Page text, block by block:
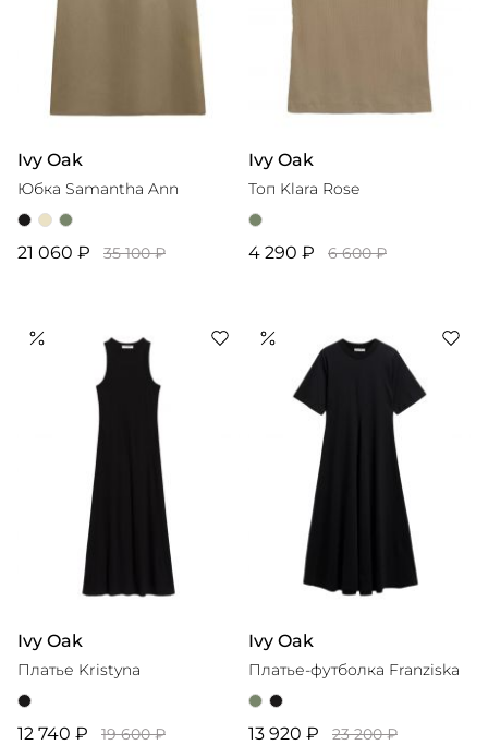
Ivy Oak
Юбка Samantha Ann
21 060 ₽ 35 100 ₽
Ivy Oak
Топ Klara Rose
4 290 ₽ 6 600 ₽
Ivy Oak
Платье Kristyna
12 740 ₽ 19 600 ₽
Ivy Oak
Платье-футболка Franziska
13 920 ₽ 23 200 ₽